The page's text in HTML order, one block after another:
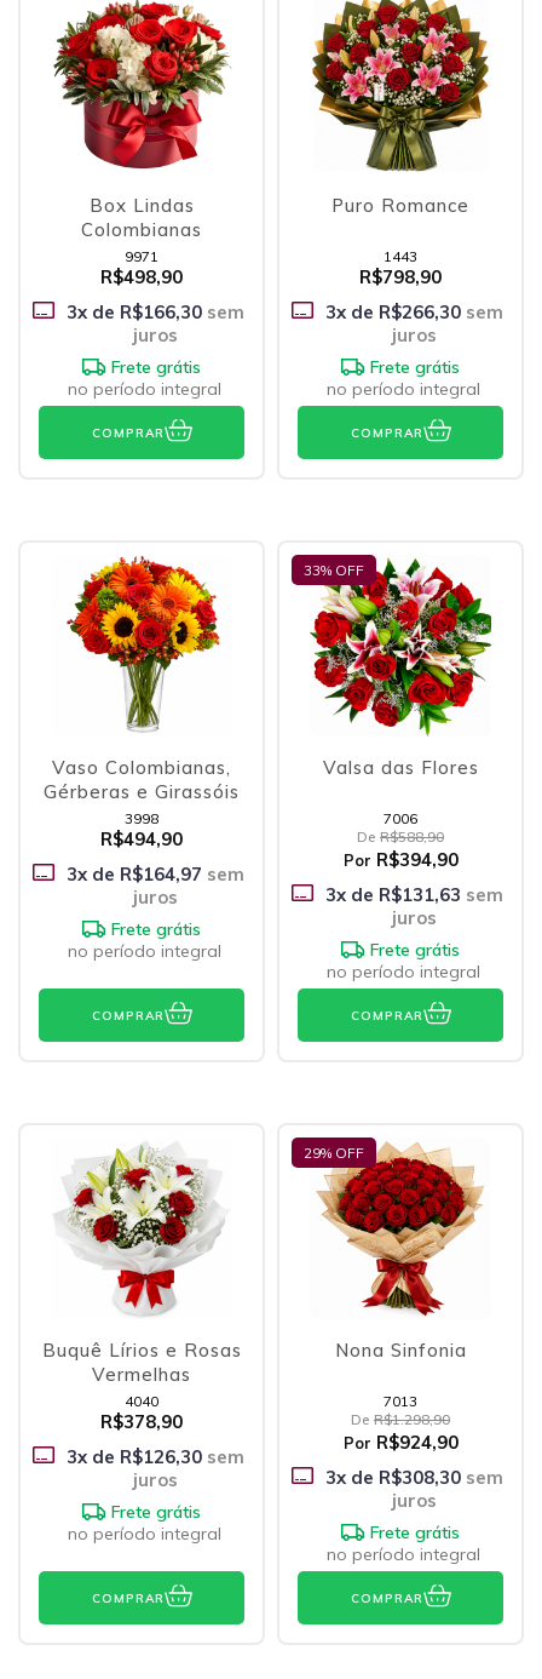
Box Lindas
Colombianas
9971
R$498,90
3x de R$166,30sem
juros
Frete grátis
no período integral
COMPRAR
Puro Romance
1443
R$798,90
3x de R$266,30sem
juros
Frete grátis
no período integral
COMPRAR
Vaso Colombianas,
Gérberas e Girassóis
3998
R$494,90
3x de R$164,97 sem
juros
Frete grátis
no período integral
COMPRAR
33% OFF
Valsa das Flores
7006
De R$588,90
Por R$394,90
3x de R$131,63 sem
juros
Frete grátis
no período integral
COMPRAR
Buquê Lírios e Rosas
Vermelhas
4040
R$378,90
3x de R$126,30sem
juros
Frete grátis
no período integral
COMPRAR
29% OFF
Nona Sinfonia
7013
De R$1.298,90
Por R$924,90
3x de R$308,30sem
juros
Frete grátis
no período integral
COMPRAR